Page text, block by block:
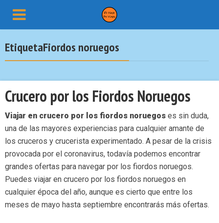
EtiquetaFiordos noruegos
Crucero por los Fiordos Noruegos
Viajar en crucero por los fiordos noruegos es sin duda,
una de las mayores experiencias para cualquier amante de
los cruceros y crucerista experimentado. A pesar de la crisis
provocada por el coronavirus, todavía podemos encontrar
grandes ofertas para navegar por los fiordos noruegos.
Puedes viajar en crucero por los fiordos noruegos en
cualquier época del año, aunque es cierto que entre los
meses de mayo hasta septiembre encontrarás más ofertas.